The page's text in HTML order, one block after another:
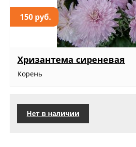
150 руб.
Хризантема сиреневая
Корень
Нет в наличии